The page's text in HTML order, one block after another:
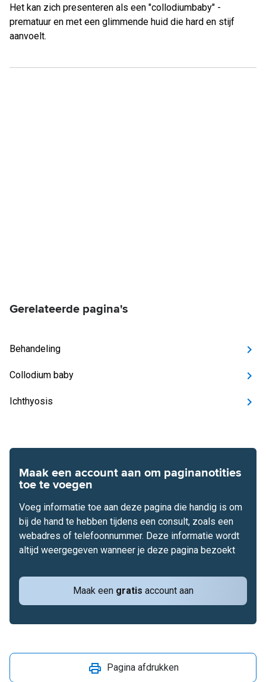
Het kan zich presenteren als een "collodiumbaby" -
prematuur en met een glimmende huid die hard en stijf
aanvoelt.
Gerelateerde pagina's
Behandeling
Collodium baby
Ichthyosis
Maak een account aan om paginanotities
toe te voegen
Maak een gratis account aan
Voeg informatie toe aan deze pagina die handig is om
bij de hand te hebben tijdens een consult, zoals een
webadres of telefoonnummer. Deze informatie wordt
altijd weergegeven wanneer je deze pagina bezoekt
Pagina afdrukken